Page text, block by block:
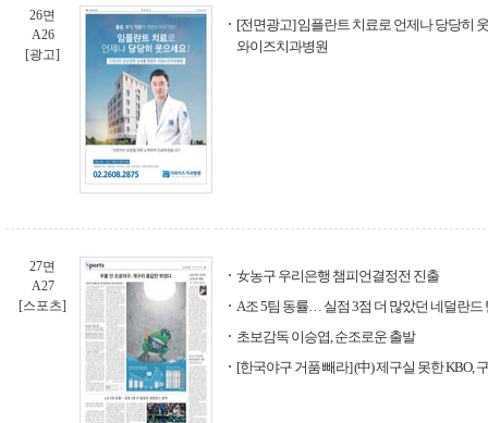
26면
A26
[광고]
[전면광고] 임플란트 치료로 언제나 당당히
와이즈치과병원
27면
A27
[스포츠]
女농구 우리은행 챔피언결정전 진출
A조 5팀 동률… 실점 3점 더 많았던 네덜란드
초보감독 이승엽, 순조로운 출발
[한국야구 거품 빼라] (中) 제구실 못한 KBO,